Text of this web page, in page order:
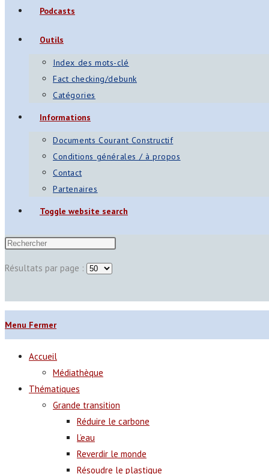
Podcasts
Outils
Index des mots-clé
Fact checking/debunk
Catégories
Informations
Documents Courant Constructif
Conditions générales / à propos
Contact
Partenaires
Toggle website search
Résultats par page :
Menu Fermer
Accueil
Médiathèque
Thématiques
Grande transition
Réduire le carbone
L’eau
Reverdir le monde
Résoudre le plastique